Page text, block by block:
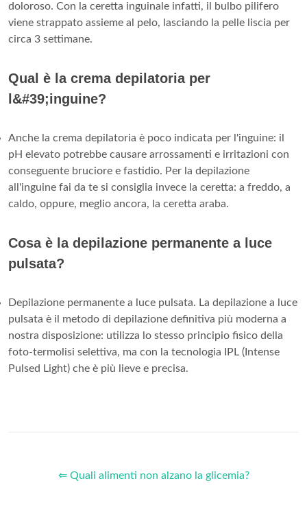
doloroso. Con la ceretta inguinale infatti, il bulbo pilifero
viene strappato assieme al pelo, lasciando la pelle liscia per
circa 3 settimane.
Qual è la crema depilatoria per
l&#39;inguine?
Anche la crema depilatoria è poco indicata per l'inguine: il
pH elevato potrebbe causare arrossamenti e irritazioni con
conseguente bruciore e fastidio. Per la depilazione
all'inguine fai da te si consiglia invece la ceretta: a freddo, a
caldo, oppure, meglio ancora, la ceretta araba.
Cosa è la depilazione permanente a luce
pulsata?
Depilazione permanente a luce pulsata. La depilazione a luce
pulsata è il metodo di depilazione definitiva più moderna a
nostra disposizione: utilizza lo stesso principio fisico della
foto-termolisi selettiva, ma con la tecnologia IPL (Intense
Pulsed Light) che è più lieve e precisa.
⇐ Quali alimenti non alzano la glicemia?